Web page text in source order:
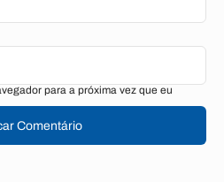
para a próxima vez que eu
Comentário